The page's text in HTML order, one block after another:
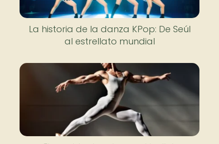
La historia de la danza KPop: De Seúl
al estrellato mundial